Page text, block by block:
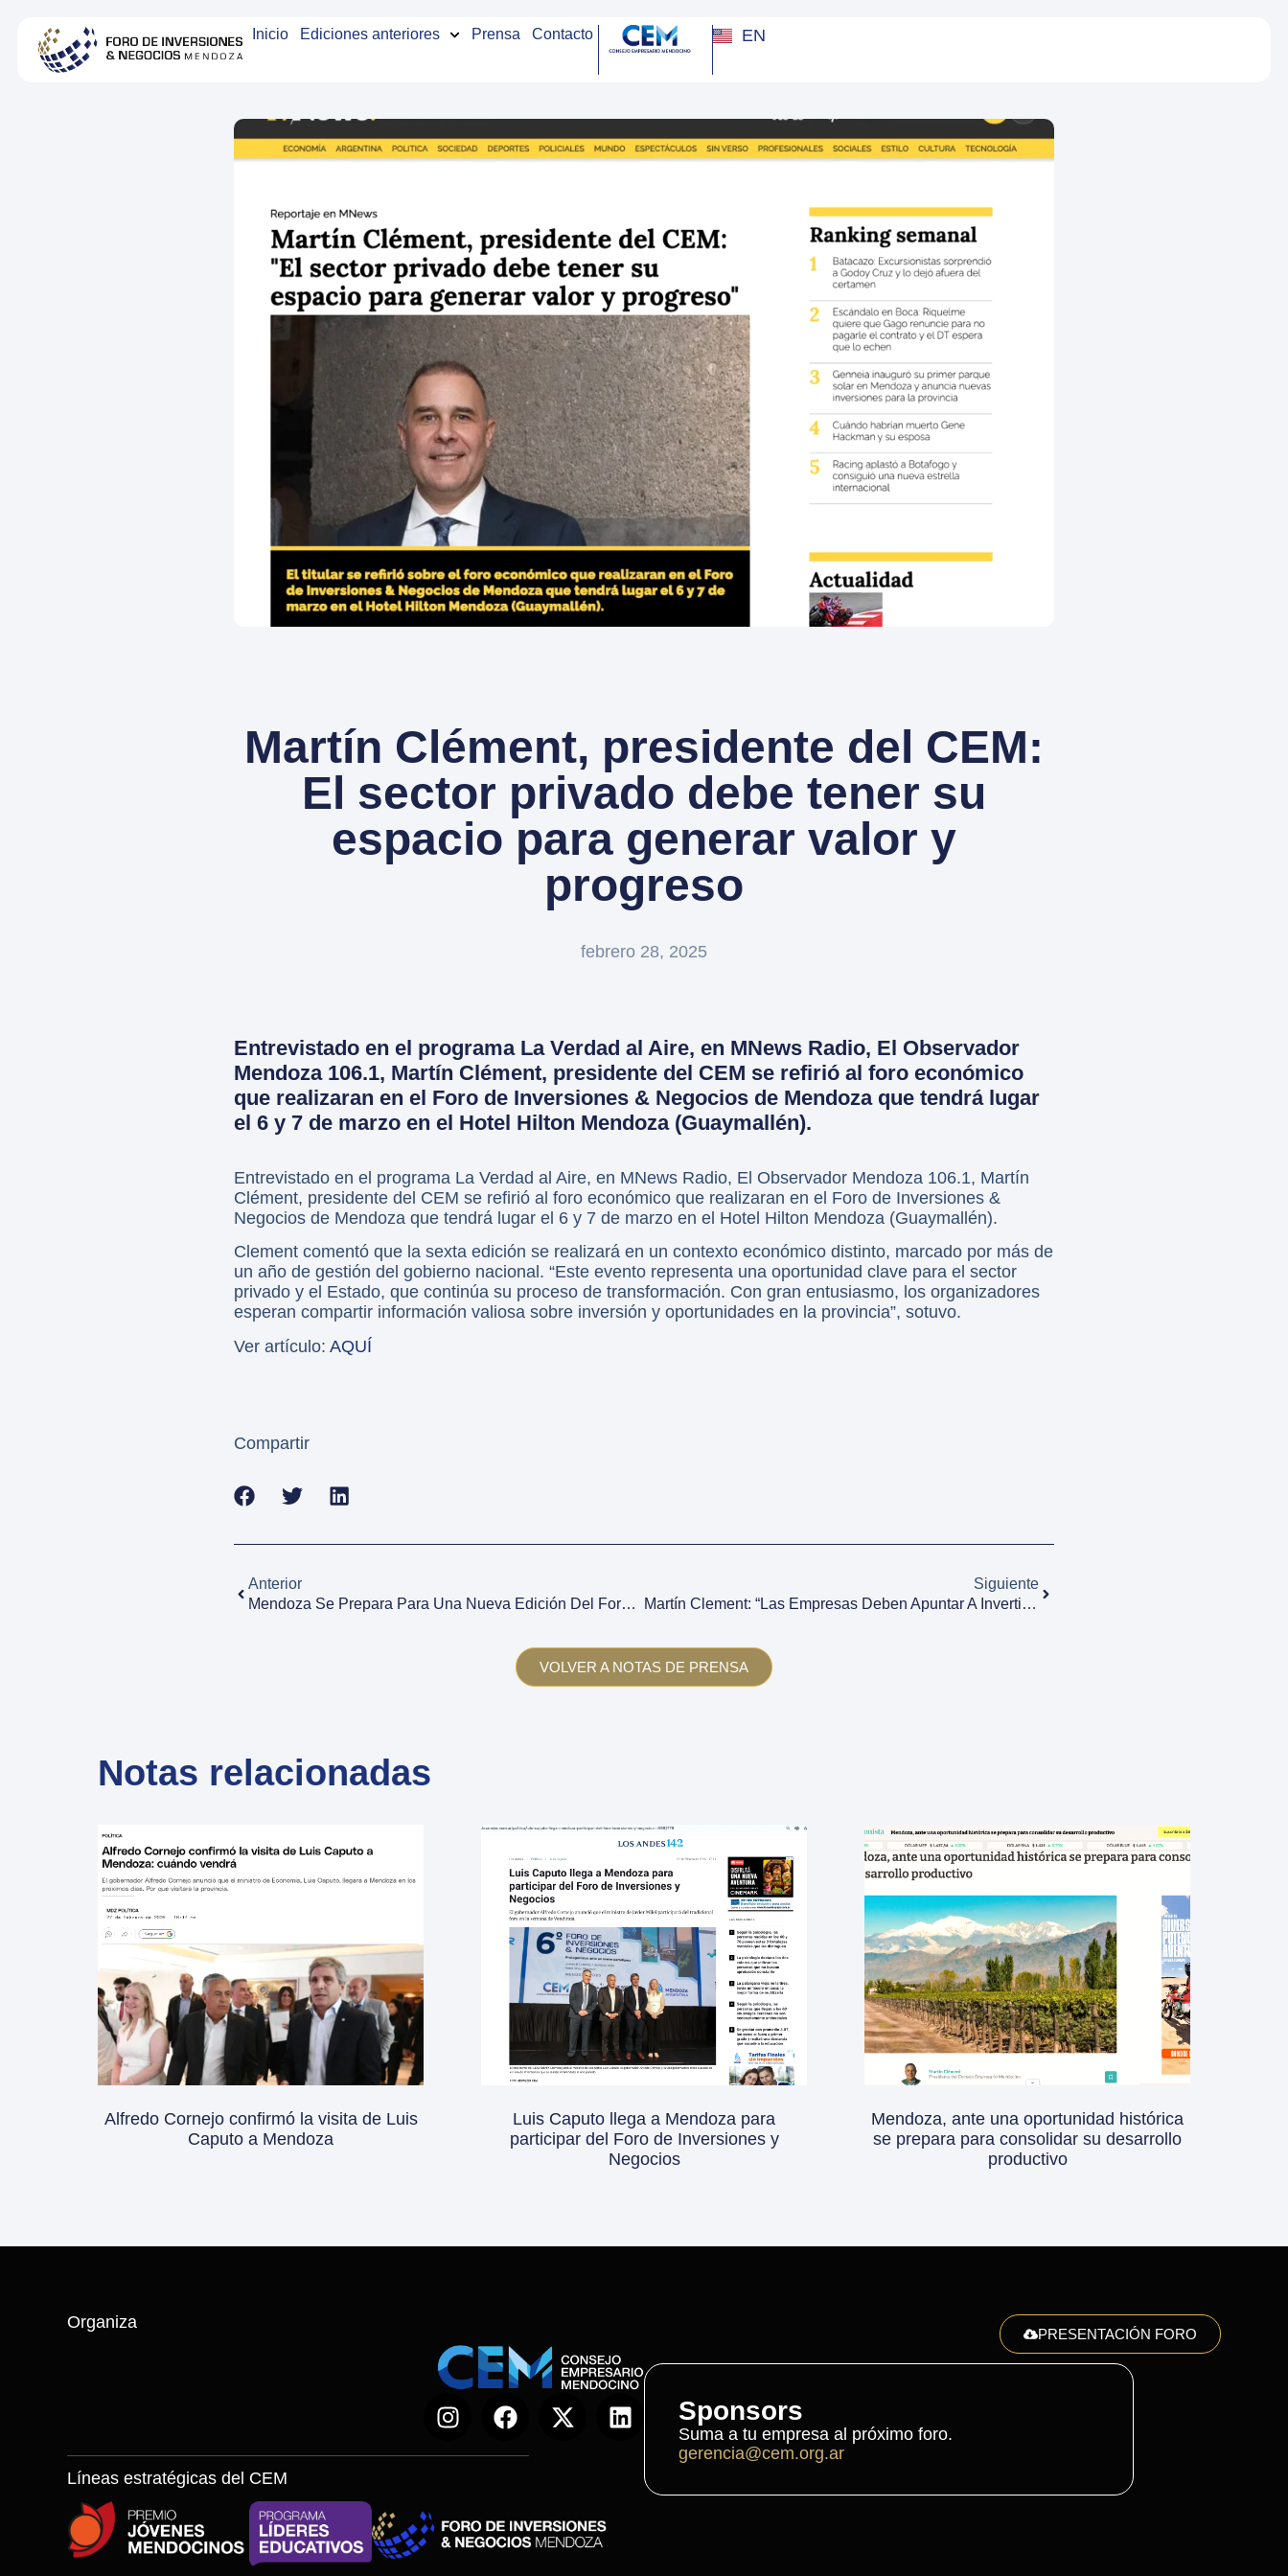
Inicio Ediciones anteriores Prensa Contacto EN
Martín Clément, presidente del CEM:
El sector privado debe tener su
espacio para generar valor y
progreso
febrero 28, 2025
Entrevistado en el programa La Verdad al Aire, en MNews Radio, El Observador
Mendoza 106.1, Martín Clément, presidente del CEM se refirió al foro económico
que realizaran en el Foro de Inversiones & Negocios de Mendoza que tendrá lugar
el 6 y 7 de marzo en el Hotel Hilton Mendoza (Guaymallén).
Entrevistado en el programa La Verdad al Aire, en MNews Radio, El Observador Mendoza 106.1, Martín
Clément, presidente del CEM se refirió al foro económico que realizaran en el Foro de Inversiones &
Negocios de Mendoza que tendrá lugar el 6 y 7 de marzo en el Hotel Hilton Mendoza (Guaymallén).
Clement comentó que la sexta edición se realizará en un contexto económico distinto, marcado por más de
un año de gestión del gobierno nacional. “Este evento representa una oportunidad clave para el sector
privado y el Estado, que continúa su proceso de transformación. Con gran entusiasmo, los organizadores
esperan compartir información valiosa sobre inversión y oportunidades en la provincia”, sotuvo.
Ver artículo: AQUÍ
Compartir
Anterior
Mendoza Se Prepara Para Una Nueva Edición Del Foro De Inversiones & Negocios
Siguiente
Martín Clement: “Las Empresas Deben Apuntar A Invertir, Enfocarse En Los Costos Y Generar Más Valor”
VOLVER A NOTAS DE PRENSA
Notas relacionadas
Alfredo Cornejo confirmó la visita de Luis
Caputo a Mendoza
Luis Caputo llega a Mendoza para
participar del Foro de Inversiones y
Negocios
Mendoza, ante una oportunidad histórica
se prepara para consolidar su desarrollo
productivo
PRESENTACIÓN FORO
Sponsors
Suma a tu empresa al próximo foro.
gerencia@cem.org.ar
Organiza
Líneas estratégicas del CEM